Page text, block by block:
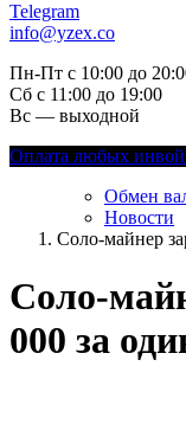
Telegram
info@yzex.co
Пн-Пт с 10:00 до
Сб с 11:00 до 19:00
Вс — выходной
Оплата любых
Обмен
Новости
Соло-майнер
Соло-
000 за